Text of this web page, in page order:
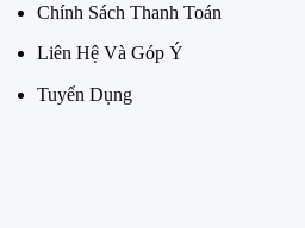
Chính Sách Thanh Toán
Liên Hệ Và Góp Ý
Tuyển Dụng